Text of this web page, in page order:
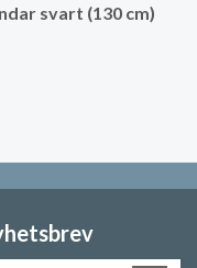
svart (130 cm)